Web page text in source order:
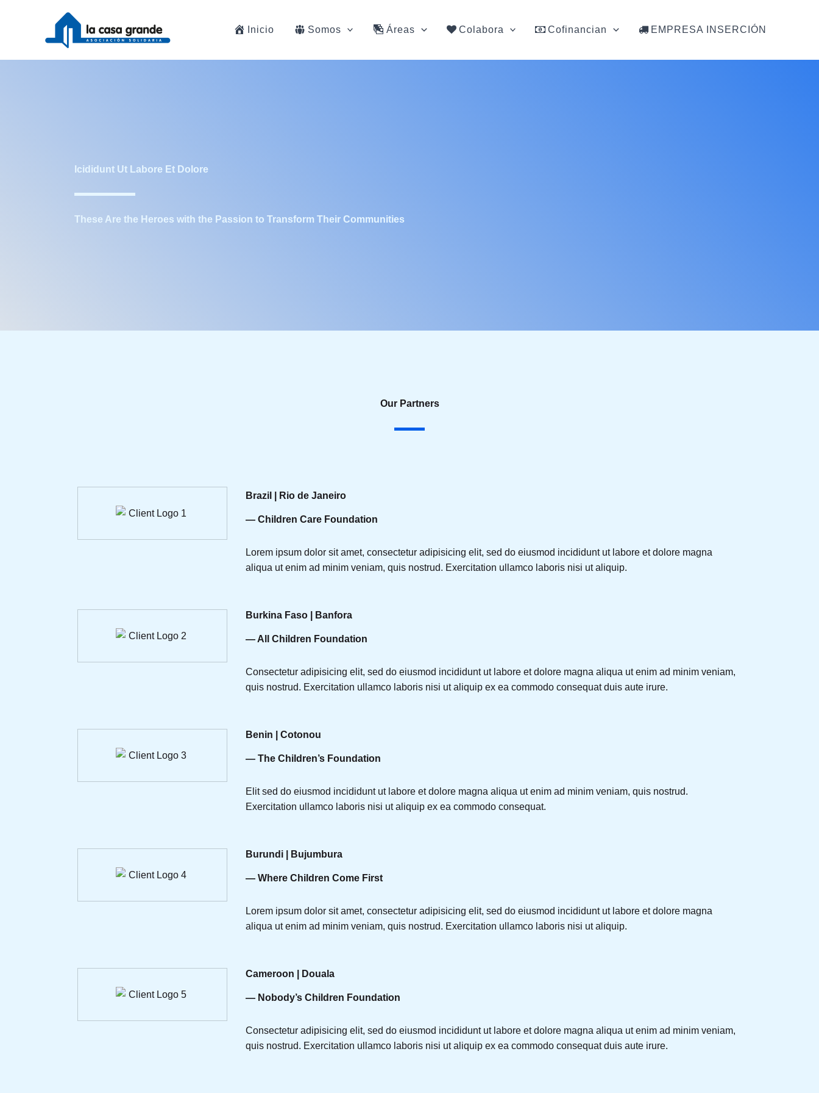
Inicio Somos Áreas Colabora Cofinancian EMPRESA INSERCIÓN
Icididunt Ut Labore Et Dolore
These Are the Heroes with the Passion to Transform Their Communities
Our Partners
Brazil | Rio de Janeiro
— Children Care Foundation
Lorem ipsum dolor sit amet, consectetur adipisicing elit, sed do eiusmod incididunt ut labore et dolore magna
aliqua ut enim ad minim veniam, quis nostrud. Exercitation ullamco laboris nisi ut aliquip.
Burkina Faso | Banfora
— All Children Foundation
Consectetur adipisicing elit, sed do eiusmod incididunt ut labore et dolore magna aliqua ut enim ad minim veniam,
quis nostrud. Exercitation ullamco laboris nisi ut aliquip ex ea commodo consequat duis aute irure.
Benin | Cotonou
— The Children’s Foundation
Elit sed do eiusmod incididunt ut labore et dolore magna aliqua ut enim ad minim veniam, quis nostrud.
Exercitation ullamco laboris nisi ut aliquip ex ea commodo consequat.
Burundi | Bujumbura
— Where Children Come First
Lorem ipsum dolor sit amet, consectetur adipisicing elit, sed do eiusmod incididunt ut labore et dolore magna
aliqua ut enim ad minim veniam, quis nostrud. Exercitation ullamco laboris nisi ut aliquip.
Cameroon | Douala
— Nobody’s Children Foundation
Consectetur adipisicing elit, sed do eiusmod incididunt ut labore et dolore magna aliqua ut enim ad minim veniam,
quis nostrud. Exercitation ullamco laboris nisi ut aliquip ex ea commodo consequat duis aute irure.